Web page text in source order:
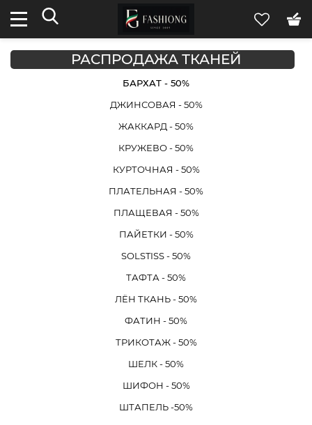
РАСПРОДАЖА ТКАНЕЙ
БАРХАТ - 50%
ДЖИНСОВАЯ - 50%
ЖАККАРД - 50%
КРУЖЕВО - 50%
КУРТОЧНАЯ - 50%
ПЛАТЕЛЬНАЯ - 50%
ПЛАЩЕВАЯ - 50%
ПАЙЕТКИ - 50%
SOLSTISS - 50%
ТАФТА - 50%
ЛЁН ТКАНЬ - 50%
ФАТИН - 50%
ТРИКОТАЖ - 50%
ШЕЛК - 50%
ШИФОН - 50%
ШТАПЕЛЬ -50%